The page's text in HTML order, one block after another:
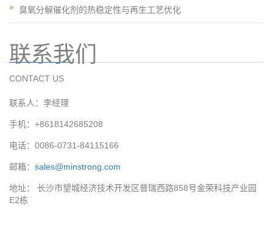
臭氧分解催化剂的热稳定性与再生工艺优化
联系我们
CONTACT US
联系人：李经理
手机：+8618142685208
电话：0086-0731-84115166
邮箱： sales@minstrong.com
地址： 长沙市望城经济技术开发区普瑞西路858号金荣科技产业园
E2栋